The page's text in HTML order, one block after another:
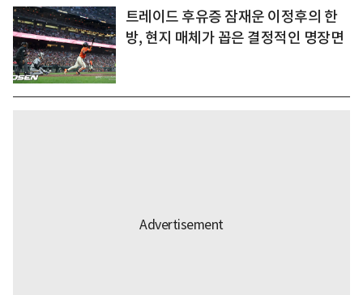
트레이드 후유증 잠재운 이정후의 한
방, 현지 매체가 꼽은 결정적인 명장면